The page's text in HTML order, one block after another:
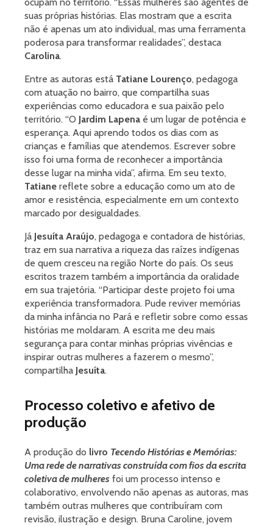
suas próprias histórias. Elas mostram que a escrita
não é apenas um ato individual, mas uma ferramenta
poderosa para transformar realidades”, destaca
Carolina.
Entre as autoras está Tatiane Lourenço, pedagoga
com atuação no bairro, que compartilha suas
experiências como educadora e sua paixão pelo
território. “O Jardim Lapena é um lugar de potência e
esperança. Aqui aprendo todos os dias com as
crianças e famílias que atendemos. Escrever sobre
isso foi uma forma de reconhecer a importância
desse lugar na minha vida”, afirma. Em seu texto,
Tatiane reflete sobre a educação como um ato de
amor e resistência, especialmente em um contexto
marcado por desigualdades.
Já Jesuíta Araújo, pedagoga e contadora de histórias,
traz em sua narrativa a riqueza das raízes indígenas
de quem cresceu na região Norte do país. Os seus
escritos trazem também a importância da oralidade
em sua trajetória. “Participar deste projeto foi uma
experiência transformadora. Pude reviver memórias
da minha infância no Pará e refletir sobre como essas
histórias me moldaram. A escrita me deu mais
segurança para contar minhas próprias vivências e
inspirar outras mulheres a fazerem o mesmo”,
compartilha Jesuíta.
Processo coletivo e afetivo de
produção
A produção do livro Tecendo Histórias e Memórias:
Uma rede de narrativas construída com fios da escrita
coletiva de mulheres foi um processo intenso e
colaborativo, envolvendo não apenas as autoras, mas
também outras mulheres que contribuíram com
revisão, ilustração e design. Bruna Caroline, jovem